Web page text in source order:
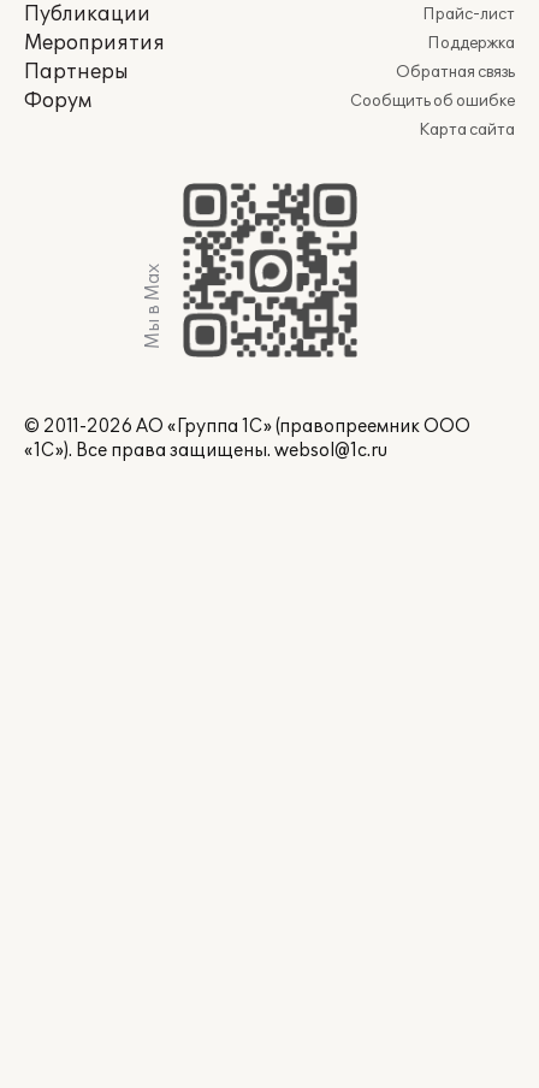
Публикации
Мероприятия
Партнеры
Форум
Прайс-лист
Поддержка
Обратная связь
Сообщить об ошибке
Карта сайта
Мы в Max
© 2011-2026 АО «Группа 1С» (правопреемник ООО
«1С»). Все права защищены. websol@1c.ru